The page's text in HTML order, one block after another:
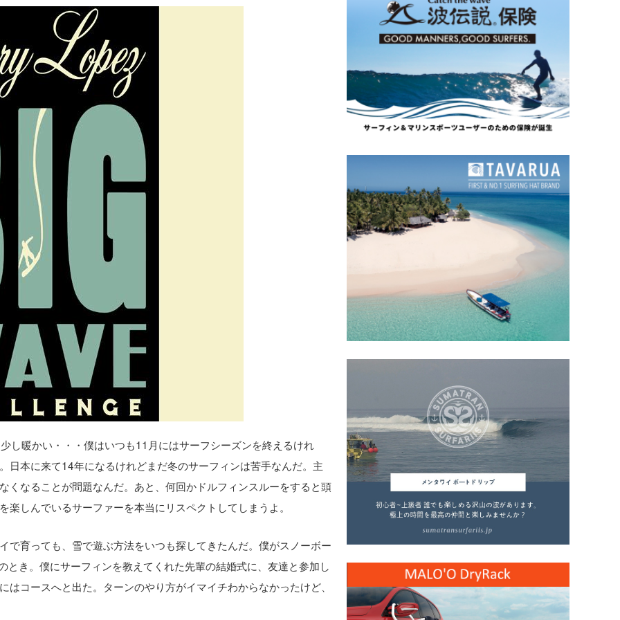
暖かい・・・僕はいつも11月にはサーフシーズンを終えるけれ
日本に来て14年になるけれどまだ冬のサーフィンは苦手なんだ。主
くなることが問題なんだ。あと、何回かドルフィンスルーをすると頭
しんでいるサーファーを本当にリスペクトしてしまうよ。
で育っても、雪で遊ぶ方法をいつも探してきたんだ。僕がスノーボー
き。僕にサーフィンを教えてくれた先輩の結婚式に、友達と参加し
コースへと出た。ターンのやり方がイマイチわからなかったけど、